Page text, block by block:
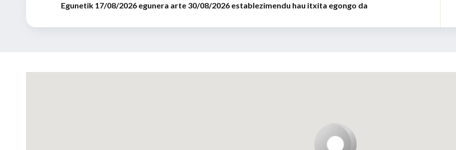
Egunetik 17/08/2026 egunera arte 30/08/2026 establezimendu hau itxita egongo da